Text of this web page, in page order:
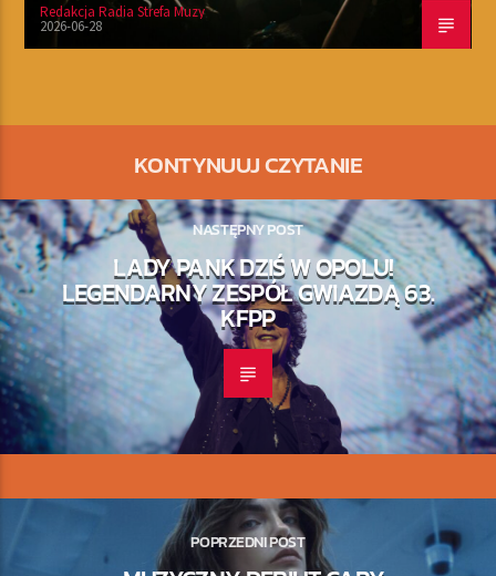
Redakcja Radia Strefa Muzy
2026-06-28
KONTYNUUJ CZYTANIE
NASTĘPNY POST
LADY PANK DZIŚ W OPOLU!
LEGENDARNY ZESPÓŁ GWIAZDĄ 63.
KFPP
POPRZEDNI POST